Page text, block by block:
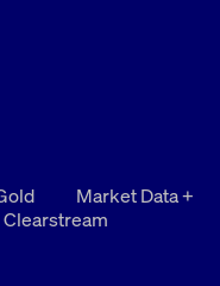
Market Data +
Clearstream